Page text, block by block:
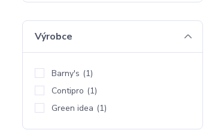
Výrobce
Barny's (1)
Contipro (1)
Green idea (1)